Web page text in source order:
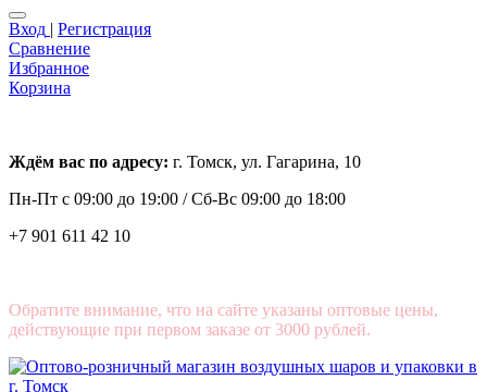
Вход | Регистрация
Сравнение
Избранное
Корзина
Ждём вас по адресу: г. Томск, ул. Гагарина, 10
Пн-Пт с 09:00 до 19:00 /Сб-Вс 09:00 до 18:00
+7 901 611 42 10
Обратите внимание, что на сайте указаны оптовые цены,
действующие при первом заказе от 3000 рублей.